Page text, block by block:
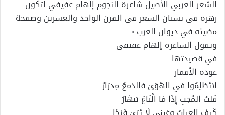
الشعر العربي الأصيل شاعرة النجوم إلهام عفيفي لتكون
زهرة في بستان الشعر في القرن الواحد والعشرين وصفحة
مضيئة في ديوان العرب ٠
وتقول الشاعرة إلهام عفيفي
في قصيدتها
عودة الأقمار
لاتَظلِمُوا في الهَوَىَ فالدَمعُ مِدرَارُ
قَلبُ المُحِبِ إِذَا مَا الْتَاعَ يَنهَارُ